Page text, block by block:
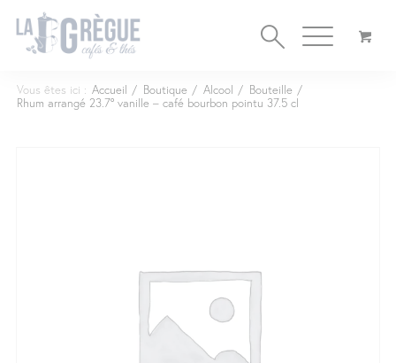
Vous êtes ici : Accueil / Boutique / Alcool / Bouteille /
Rhum arrangé 23.7° vanille – café bourbon pointu 37.5 cl